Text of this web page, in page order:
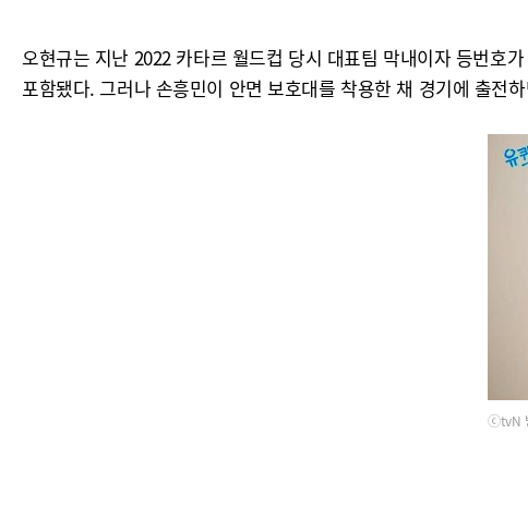
오현규는 지난 2022 카타르 월드컵 당시 대표팀 막내이자 등번호
포함됐다. 그러나 손흥민이 안면 보호대를 착용한 채 경기에 출전
ⓒtvN